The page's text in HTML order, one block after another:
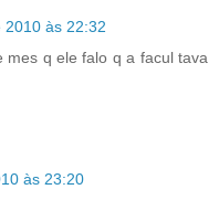
às 22:32
mes q ele falo q a facul tava
às 23:20